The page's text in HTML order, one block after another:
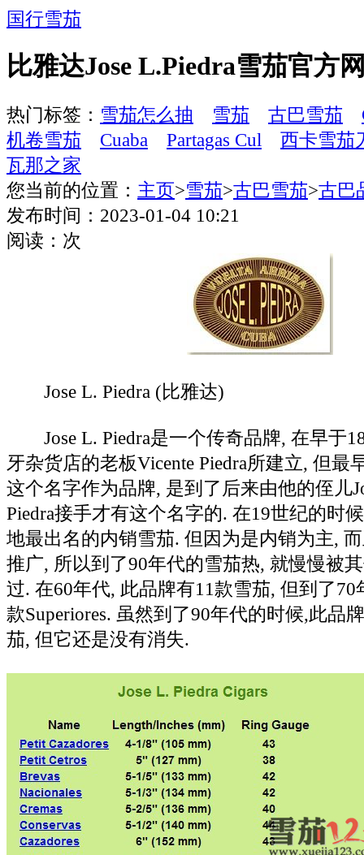
国行雪茄
比雅达Jose L.Piedra雪茄官方
热门标签： 雪茄怎么抽 雪茄 古巴雪茄
机卷雪茄
Cuaba Partagas Cul
西卡雪茄
瓦那之家
您当前的位置： 主页>雪茄>古巴雪茄>古巴
发布时间：2023-01-04 10:21
阅读： 次
Jose L. Piedra (比雅达)
Jose L. Piedra是一个传奇品牌, 在早于
牙杂货店的老板Vicente Piedra所建立, 但最
这个名字作为品牌, 是到了后来由他的侄儿
Piedra接手才有这个名字的. 在19世纪的时
地最出名的内销雪茄. 但因为是内销为主,
推广, 所以到了90年代的雪茄热, 就慢慢被
过. 在60年代, 此品牌有11款雪茄, 但到了70
款Superiores. 虽然到了90年代的时候,此品
茄, 但它还是没有消失.